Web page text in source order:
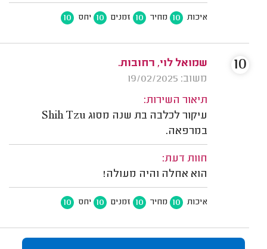
איכות 10 מחיר 10 זמנים 10 יחס 10
שמואל לוי, רחובות.
משוב: 19/02/2025
תיאור השירות:
עיקור לכלבה בת שנה מסוג Shih Tzu
במרפאה.
חוות דעת:
הוא אחלה והיה מעולה!
איכות 10 מחיר 10 זמנים 10 יחס 10
10